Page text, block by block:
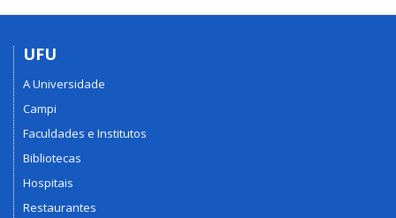
UFU
A Universidade
Campi
Faculdades e Institutos
Bibliotecas
Hospitais
Restaurantes